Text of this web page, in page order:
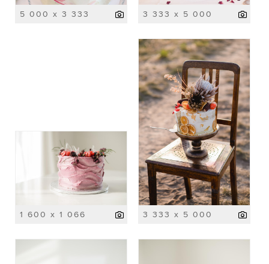
5 000 x 3 333 3 333 x 5 000
1 600 x 1 066 3 333 x 5 000